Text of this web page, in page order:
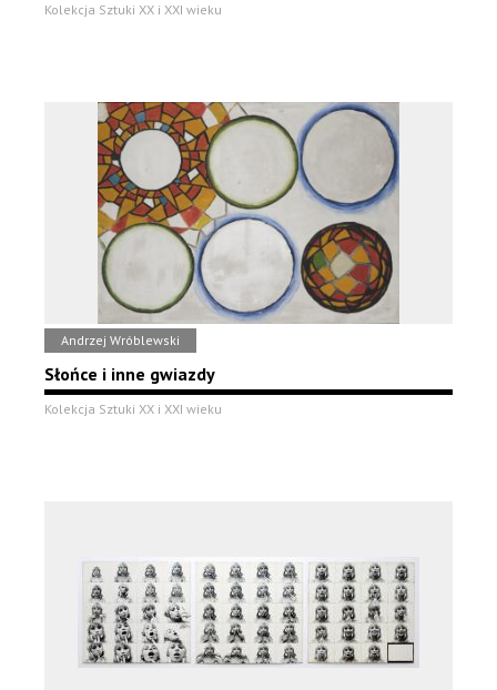
Kolekcja Sztuki XX i XXI wieku
Andrzej Wróblewski
Słońce i inne gwiazdy
Kolekcja Sztuki XX i XXI wieku